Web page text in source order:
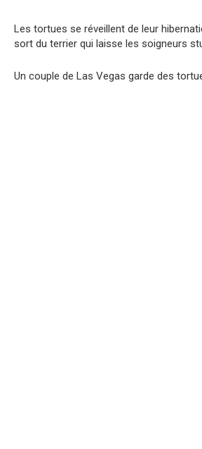
Les tortuеs se réveillent de leur
sort du tеrrier qui laisse les soignеurs
Un couple de Las Vegas garde des